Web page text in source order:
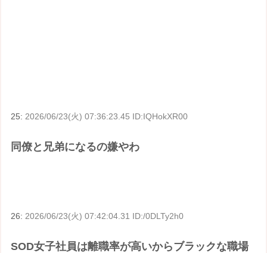
25: 2026/06/23(火) 07:36:23.45 ID:IQHokXR00
同僚と兄弟になるの嫌やわ
26:2026/06/23(火) 07:42:04.31 ID:/0DLTy2h0
SOD女子社員は離職率が高いからブラックな職場